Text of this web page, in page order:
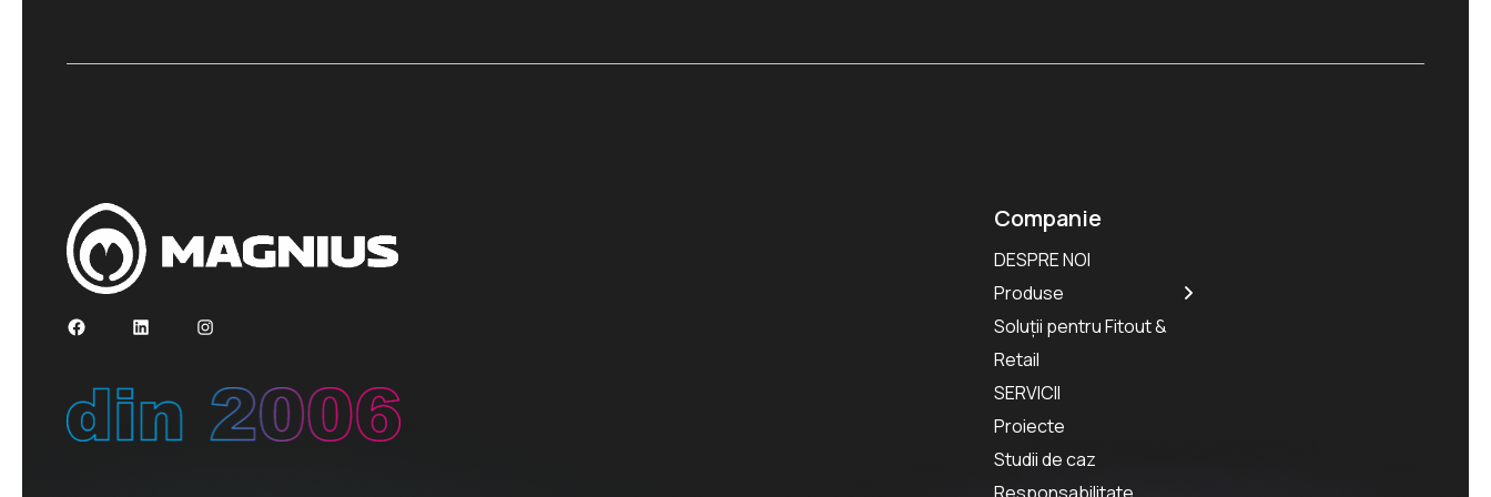
FacebookLinkedInInstagram
Companie
DESPRE NOI
Produse
Soluții pentru Fitout &
Retail
SERVICII
Proiecte
Studii de caz